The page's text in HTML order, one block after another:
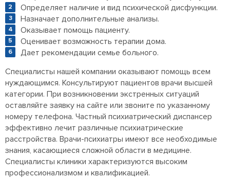
Определяет наличие и вид психической дисфункции.
Назначает дополнительные анализы.
Оказывает помощь пациенту.
Оценивает возможность терапии дома.
Дает рекомендации семье больного.
Специалисты нашей компании оказывают помощь всем
нуждающимся. Консультируют пациентов врачи высшей
категории. При возникновении экстренных ситуаций
оставляйте заявку на сайте или звоните по указанному
номеру телефона. Частный психиатрический диспансер
эффективно лечит различные психиатрические
расстройства. Врачи-психиатры имеют все необходимые
знания, касающиеся сложной области в медицине.
Специалисты клиники характеризуются высоким
профессионализмом и квалификацией.